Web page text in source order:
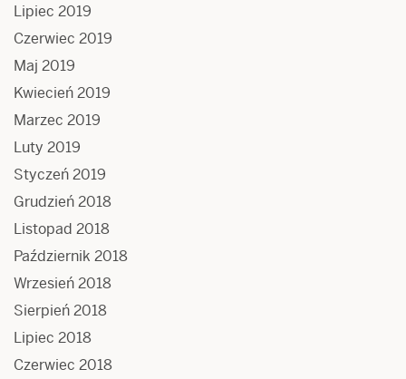
Lipiec 2019
Czerwiec 2019
Maj 2019
Kwiecień 2019
Marzec 2019
Luty 2019
Styczeń 2019
Grudzień 2018
Listopad 2018
Październik 2018
Wrzesień 2018
Sierpień 2018
Lipiec 2018
Czerwiec 2018